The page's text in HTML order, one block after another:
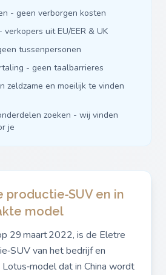
- geen verborgen kosten
uit EU/EER & UK
tussenpersonen
- geen taalbarrieres
zeldzame en moeilijk te vinden
zoeken - wij vinden
je
en in
model
29 maart 2022, is de Eletre
van het bedrijf en
dat in China wordt